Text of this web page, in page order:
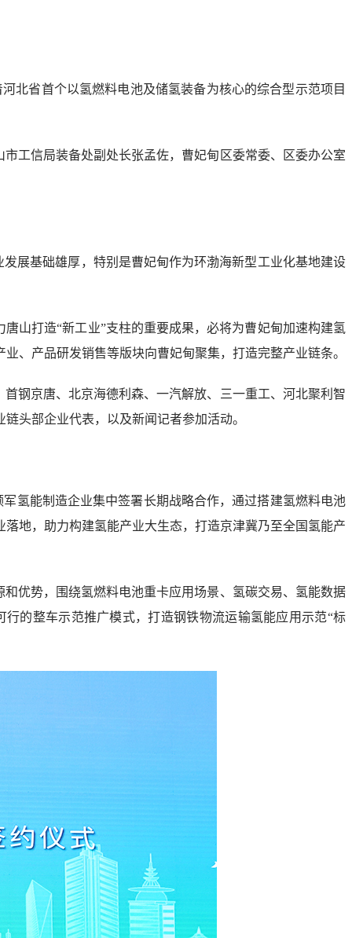
北省首个以氢燃料电池及储氢装备为核心的综合型示范项目
工信局装备处副处长张孟佐，曹妃甸区委常委、区委办公室
展基础雄厚，特别是曹妃甸作为环渤海新型工业化基地建设
山打造“新工业”支柱的重要成果，必将为曹妃甸加速构建氢
、产品研发销售等版块向曹妃甸聚集，打造完整产业链条。
钢京唐、北京海德利森、一汽解放、三一重工、河北聚利智
头部企业代表，以及新闻记者参加活动。
氢能制造企业集中签署长期战略合作，通过搭建氢燃料电池
地，助力构建氢能产业大生态，打造京津冀乃至全国氢能产
优势，围绕氢燃料电池重卡应用场景、氢碳交易、氢能数据
的整车示范推广模式，打造钢铁物流运输氢能应用示范“标